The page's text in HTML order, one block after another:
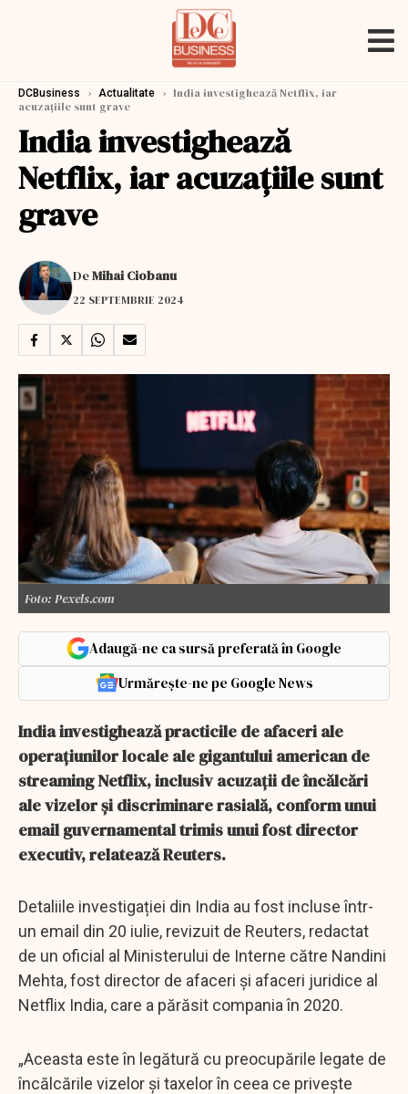
DCBusiness › Actualitate › India investighează Netflix, iar
acuzaţiile sunt grave
India investighează
Netflix, iar acuzaţiile sunt
grave
DeMihai Ciobanu
22 SEPTEMBRIE 2024
Foto: Pexels.com
Adaugă-ne ca sursă preferată în Google
Urmărește-ne pe Google News
India investighează practicile de afaceri ale
operațiunilor locale ale gigantului american de
streaming Netflix, inclusiv acuzații de încălcări
ale vizelor și discriminare rasială, conform unui
email guvernamental trimis unui fost director
executiv, relatează Reuters.
Detaliile investigației din India au fost incluse într-
un email din 20 iulie, revizuit de Reuters, redactat
de un oficial al Ministerului de Interne către Nandini
Mehta, fost director de afaceri și afaceri juridice al
Netflix India, care a părăsit compania în 2020.
„Aceasta este în legătură cu preocupările legate de
încălcările vizelor și taxelor în ceea ce privește